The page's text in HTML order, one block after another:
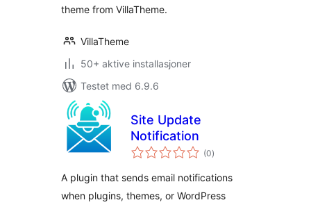
theme from VillaTheme.
VillaTheme
50+ aktive installasjoner
Testet med 6.9.6
Site Update
Notification
(0totale
vurderinger
)
A plugin that sends email notifications
when plugins, themes, or WordPress